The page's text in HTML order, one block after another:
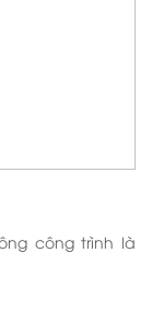
công trình là